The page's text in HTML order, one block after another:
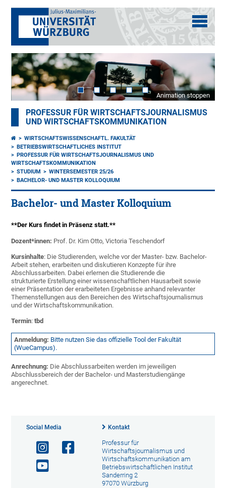
Animation stoppen
PROFESSUR FÜR WIRTSCHAFTSJOURNALISMUS
UND WIRTSCHAFTSKOMMUNIKATION
WIRTSCHAFTSWISSENSCHAFTL. FAKULTÄT
BETRIEBSWIRTSCHAFTLICHES INSTITUT
PROFESSUR FÜR WIRTSCHAFTSJOURNALISMUS UND
WIRTSCHAFTSKOMMUNIKATION
STUDIUM
WINTERSEMESTER 25/26
BACHELOR- UND MASTER KOLLOQUIUM
Bachelor- und Master Kolloquium
**Der Kurs findet in Präsenz statt.**
Dozent*innen: Prof. Dr. Kim Otto, Victoria Teschendorf
Kursinhalte: Die Studierenden, welche vor der Master- bzw. Bachelor-
Arbeit stehen, erarbeiten und diskutieren Konzepte für ihre
Abschlussarbeiten. Dabei erlernen die Studierende die
strukturierte Erstellung einer wissenschaftlichen Hausarbeit sowie
einer Präsentation der erarbeiteten Ergebnisse anhand relevanter
Themenstellungen aus den Bereichen des Wirtschaftsjournalismus
und der Wirtschaftskommunikation.
Termin:tbd
Anmeldung: Bitte nutzen Sie das offizielle Tool der Fakultät
(WueCampus).
Anrechnung: Die Abschlussarbeiten werden im jeweiligen
Abschlussbereich der der Bachelor- und Masterstudiengänge
angerechnet.
Social Media Kontakt
Professur für
Wirtschaftsjournalismus und
Wirtschaftskommunikation am
Betriebswirtschaftlichen Institut
Sanderring 2
97070 Würzburg